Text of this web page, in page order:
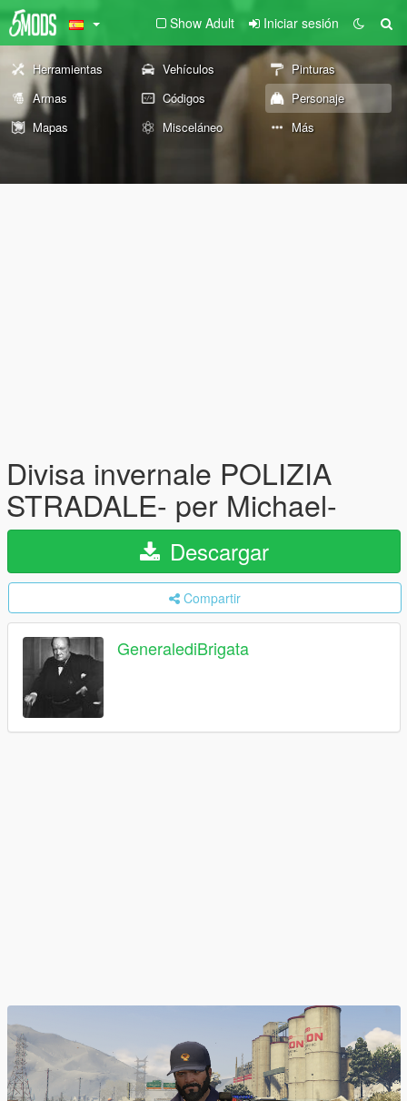
Show Adult Iniciar sesión
Herramientas Vehículos
Pinturas
Armas
Códigos
Personaje
Mapas
Misceláneo Más
Divisa invernale POLIZIA
STRADALE- per Michael-
Descargar
Compartir
GeneralediBrigata